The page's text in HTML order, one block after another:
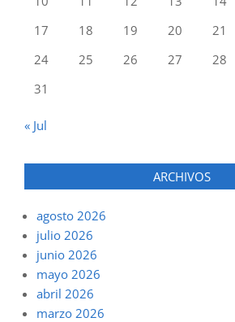
17
18 19 20 21
24
25 26 27 28
31
« Jul
ARCHIVOS
agosto 2026
julio 2026
junio 2026
mayo 2026
abril 2026
marzo 2026